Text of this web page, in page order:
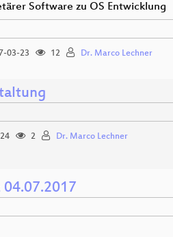
Software zu OS Entwicklung
03-23 12 Dr. Marco Lechner
2 Dr. Marco Lechner
04.07.2017